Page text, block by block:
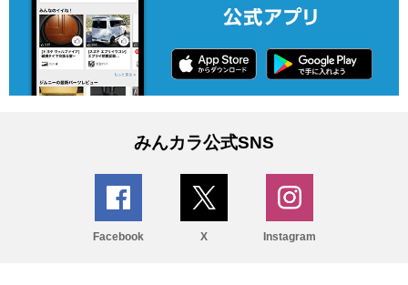
みんカラ公式SNS
Facebook X Instagram